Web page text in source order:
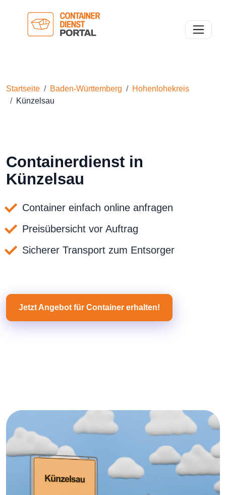
Toggle
Startseite Baden-Württemberg
Hohenlohekreis
Künzelsau
Containerdienst in
Künzelsau
Container einfach online anfragen
Preisübersicht vor Auftrag
Sicherer Transport zum Entsorger
Jetzt Angebot für Container erhalten!